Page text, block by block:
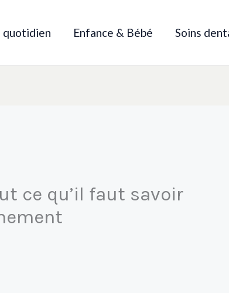
quotidien Enfance & Bébé Soins
ce qu’il faut savoir